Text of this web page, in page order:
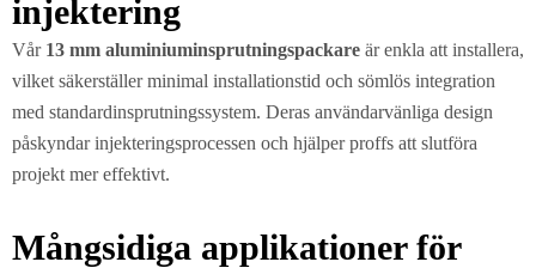
injektering
Vår 13 mm aluminiuminsprutningspackare är enkla att installera,
vilket säkerställer minimal installationstid och sömlös integration
med standardinsprutningssystem. Deras användarvänliga design
påskyndar injekteringsprocessen och hjälper proffs att slutföra
projekt mer effektivt.
Mångsidiga applikationer för